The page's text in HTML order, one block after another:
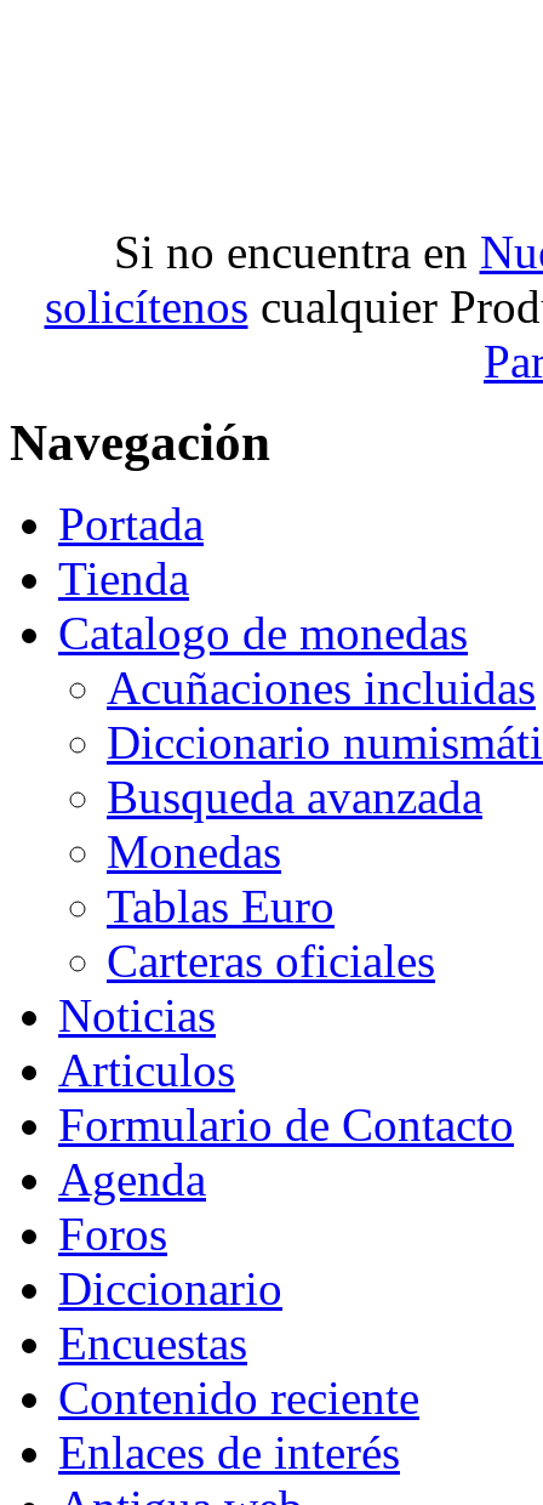
Si no encuentra en
solicítenos cualquier
Navegación
Portada
Tienda
Catalogo de monedas
Acuñaciones incluidas
Diccionario
Busqueda avanzada
Monedas
Tablas Euro
Carteras oficiales
Noticias
Articulos
Formulario de Contacto
Agenda
Foros
Diccionario
Encuestas
Contenido reciente
Enlaces de interés